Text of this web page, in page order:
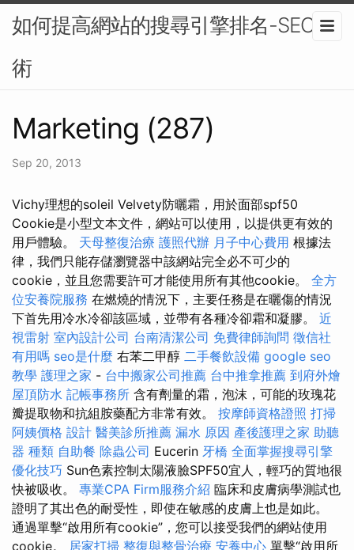
如何提高網站的搜尋引擎排名-SEO技
術
Marketing (287)
Sep 20, 2013
Vichy理想的soleil Velvety防曬霜，用於面部spf50
Cookie是小型文本文件，網站可以使用，以提供更有效的
用戶體驗。 天母整復治療 護照代辦 月子中心費用 根據法
律，我們只能存儲瀏覽器中該網站完全必不可少的
cookie，並且您需要許可才能使用所有其他cookie。 全方
位安養院服務 在燃燒的情況下，主要任務是在曬傷的情況
下首先用冷水冷卻該區域，並帶有各種冷卻霜和凝膠。 近
視雷射 室內設計公司 台南清潔公司 免費律師詢問 徵信社
有用嗎 seo是什麼 右苯二甲醇 二手餐飲設備 google seo
教學 護理之家 - 台中搬家公司推薦 台中推拿推薦 到府外燴
屋頂防水 記帳事務所 含有劑量的霜，泡沫，可能的玫瑰花
瓣提取物和抗組胺藥配方非常有效。 按摩師資格證照 打掃
阿姨價格 設計 醫美診所推薦 漏水 原因 產後護理之家 助聽
器 種類 自助餐 除蟲公司 Eucerin 牙橋 全面掌握搜尋引擎
優化技巧 Sun色素控制太陽液臉SPF50宜人，輕巧的質地很
快被吸收。 專業CPA Firm服務介紹 臨床和皮膚病學測試也
證明了其出色的耐受性，即使在敏感的皮膚上也是如此。
通過單擊“啟用所有cookie”，您可以接受我們的網站使用
cookie。 居家打掃 整復與整骨治療 安養中心 單擊“啟用所